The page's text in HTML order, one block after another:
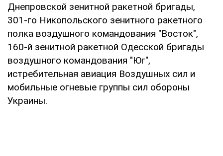
Днепровской зенитной ракетной бригады,
301-го Никопольского зенитного ракетного
полка воздушного командования "Восток",
160-й зенитной ракетной Одесской бригады
воздушного командования "Юг",
истребительная авиация Воздушных сил и
мобильные огневые группы сил обороны
Украины.